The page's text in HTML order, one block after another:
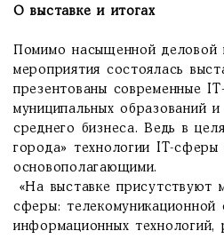
О выставке и итогах
Помимо насыщенной деловой
мероприятия состоялась
презентованы современные
муниципальных образований
среднего бизнеса. Ведь в
города» технологии IT-сферы
основополагающими.
«На выставке присутствуют
сферы: телекомуникационной
информационных технологий,